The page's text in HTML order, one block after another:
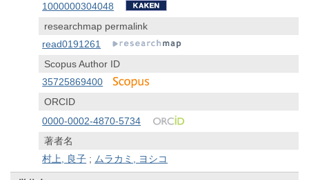
1000000304048
researchmap permalink
read0191261
Scopus Author ID
35725869400
ORCID
0000-0002-4870-5734
著者名
村上, 良子 ; ムラカミ, ヨシコ